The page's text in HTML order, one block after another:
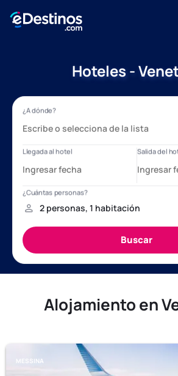
Hoteles -
Alojamiento en
MESSINA